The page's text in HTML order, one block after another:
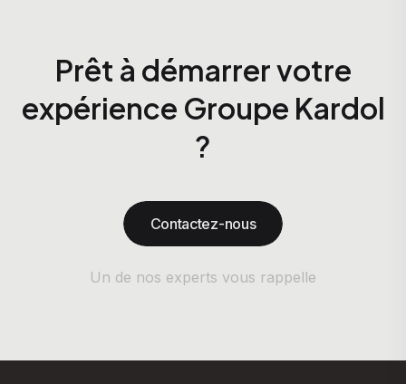
Prêt à démarrer votre
expérience Groupe Kardol
?
Contactez-nous
Un de nos experts vous rappelle